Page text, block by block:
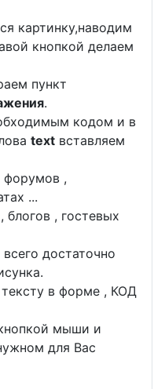
картинку,наводим
кнопкой делаем
пункт
.
кодом и в
text вставляем
форумов ,
...
блогов , гостевых
достаточно
в форме , КОД
мыши и
для Вас